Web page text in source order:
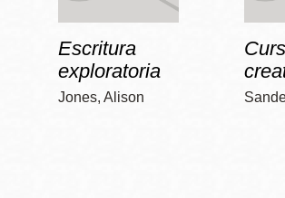
Escritura
exploratoria
Jones, Alison